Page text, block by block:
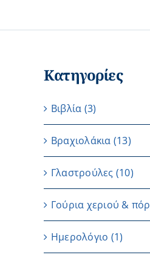
ΠΡΟΣΘΗΚΗ
Κατηγορίες
Βιβλία (3)
Βραχιολάκια (13)
Γλαστρούλες (10)
Γούρια χεριού &
Ημερολόγιο (1)